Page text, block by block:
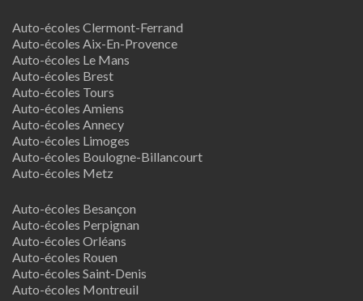
Auto-écoles Clermont-Ferrand
Auto-écoles Aix-En-Provence
Auto-écoles Le Mans
Auto-écoles Brest
Auto-écoles Tours
Auto-écoles Amiens
Auto-écoles Annecy
Auto-écoles Limoges
Auto-écoles Boulogne-Billancourt
Auto-écoles Metz
Auto-écoles Besançon
Auto-écoles Perpignan
Auto-écoles Orléans
Auto-écoles Rouen
Auto-écoles Saint-Denis
Auto-écoles Montreuil